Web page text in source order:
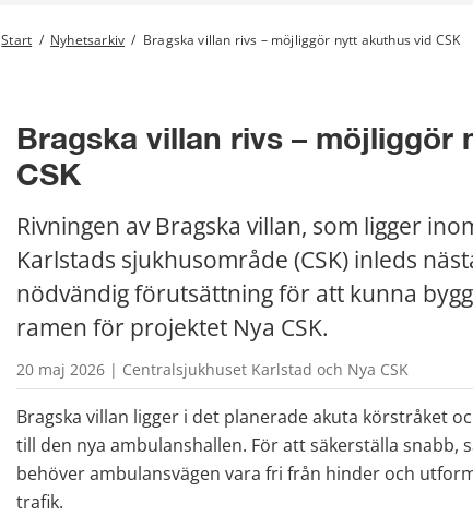
Start / Nyhetsarkiv / Bragska villan rivs – möjliggör nytt akuthus vid CSK
Bragska villan rivs – möjliggör
CSK
Rivningen av Bragska villan, som ligger
Karlstads sjukhusområde (CSK) inleds
nödvändig förutsättning för att kunna
ramen för projektet Nya CSK.
20 maj 2026 | Centralsjukhuset Karlstad och Nya CSK
Bragska villan ligger i det planerade akuta körstråket
till den nya ambulanshallen. För att säkerställa snabb,
behöver ambulansvägen vara fri från hinder och
trafik.